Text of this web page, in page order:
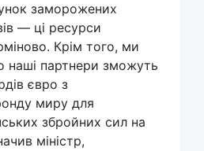
заморожених
— ці ресурси
Крім того, ми
наші партнери зможуть
євро з
миру для
збройних сил на
міністр,